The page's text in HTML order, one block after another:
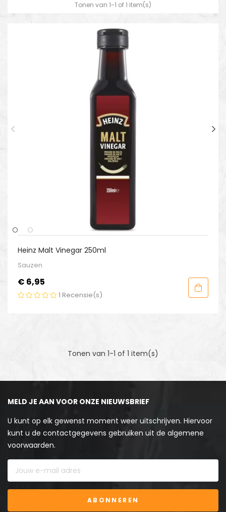
Tonen van 1-1 of 1 item(s)
Heinz Malt Vinegar 250ml
Sauzen
Prijs
€ 6,95
1 Recensie(s)
Tonen van 1-1 of 1 item(s)
MELD JE AAN VOOR ONZE NIEUWSBRIEF
U kunt op elk gewenst moment weer uitschrijven. Hiervoor
kunt u de contactgegevens gebruiken uit de algemene
voorwaarden.
ABONNEREN